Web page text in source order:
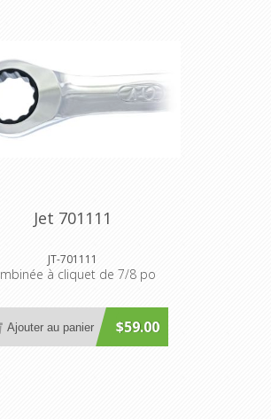
Jet 701111
JT-701111
à cliquet de 7/8 po
$59.00
Ajouter au panier